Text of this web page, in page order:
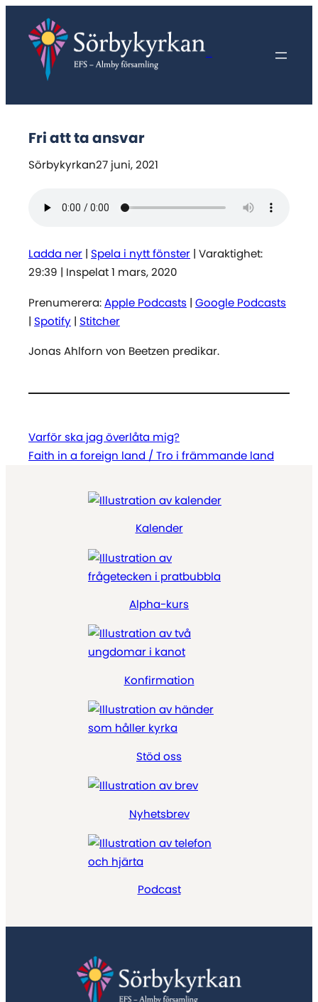
innehåll
Fri att ta ansvar
Sörbykyrkan27 juni, 2021
Ladda ner Spela i nytt fönster
Varaktighet:
29:39
Inspelat 1 mars, 2020
Prenumerera: Apple Podcasts
Google Podcasts
Spotify Stitcher
Jonas Ahlforn von Beetzen predikar.
Varför ska jag överlåta mig?
Faith in a foreign land / Tro i främmande land
Kalender
Alpha-kurs
Konfirmation
Stöd oss
Nyhetsbrev
Podcast